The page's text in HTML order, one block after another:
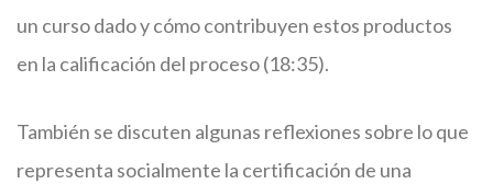
un curso dado y cómo contribuyen estos productos
en la calificación del proceso (18:35).
También se discuten algunas reflexiones sobre lo que
representa socialmente la certificación de una